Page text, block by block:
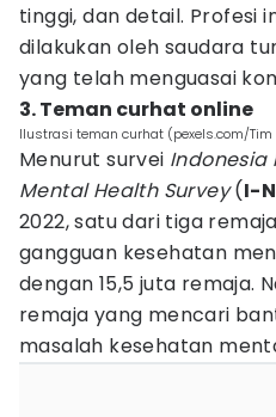
tinggi, dan detail. Profesi
dilakukan oleh saudara
yang telah menguasai
3. Teman curhat online
Ilustrasi teman curhat (pexels.com/
Menurut survei Indonesia
Mental Health Survey(I-
2022, satu dari tiga
gangguan kesehatan
dengan 15,5 juta remaja.
remaja yang mencari
masalah kesehatan